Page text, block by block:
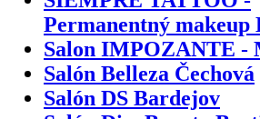
Permanentný makeup
Salon IMPOZANTE -
Salón Belleza Čechová
Salón DS Bardejov